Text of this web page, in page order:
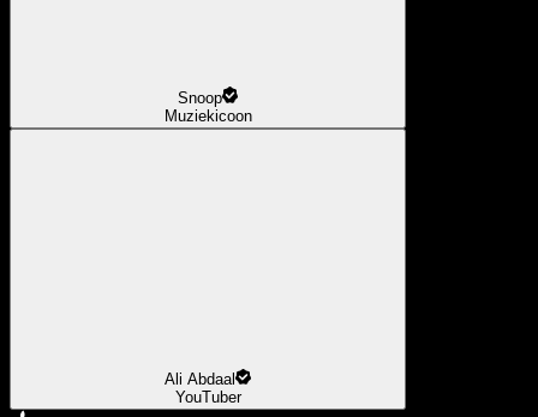
Snoop
Muziekicoon
Ali Abdaal
YouTuber